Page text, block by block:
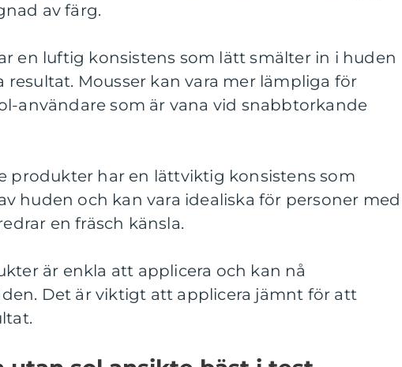
av färg.
en luftig konsistens som lätt smälter in i huden
resultat. Mousser kan vara mer lämpliga för
användare som är vana vid snabbtorkande
produkter har en lättviktig konsistens som
huden och kan vara idealiska för personer med
en fräsch känsla.
är enkla att applicera och kan nå
Det är viktigt att applicera jämnt för att